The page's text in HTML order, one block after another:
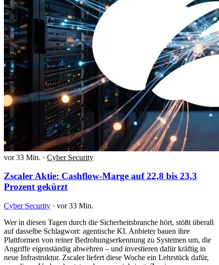
vor 33 Min. · Cyber Security
Zscaler Aktie: Cashflow-Marge auf 22,8 bis 23,3
Prozent gekürzt
Cyber Security · vor 33 Min.
Wer in diesen Tagen durch die Sicherheitsbranche hört, stößt überall
auf dasselbe Schlagwort: agentische KI. Anbieter bauen ihre
Plattformen von reiner Bedrohungserkennung zu Systemen um, die
Angriffe eigenständig abwehren – und investieren dafür kräftig in
neue Infrastruktur. Zscaler liefert diese Woche ein Lehrstück dafür,